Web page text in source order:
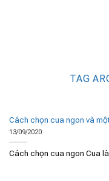
TAG
Cách chọn cua ngon và
13/09/2020
Cách chọn cua ngon Cua